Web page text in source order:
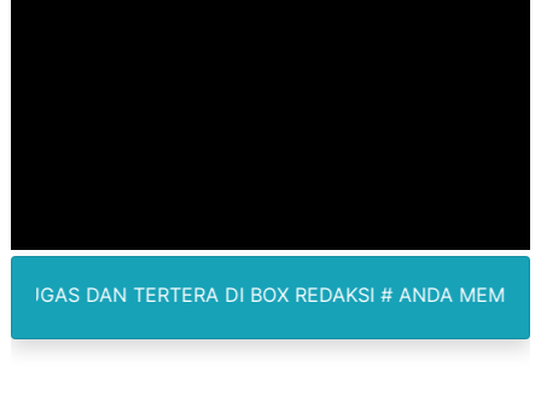
Jamwas Kejagung Ungkap Modus Korupsi Febrie
DI BOX REDAKSI # ANDA